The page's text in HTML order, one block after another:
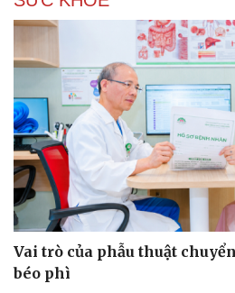
Vai trò của phẫu thuật
béo phì